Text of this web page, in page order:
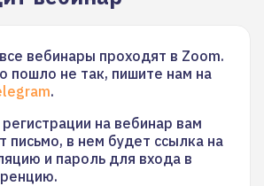
вебинары проходят в Zoom.
пошло не так, пишите нам на
.
на вебинар вам
письмо, в нем будет ссылка на
и пароль для входа в